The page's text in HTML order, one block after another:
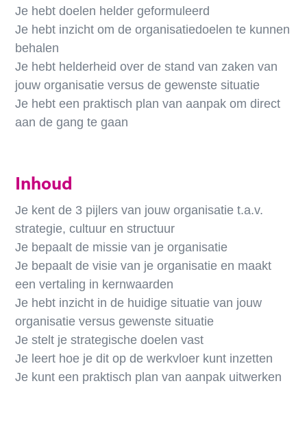
Je hebt doelen helder geformuleerd
Je hebt inzicht om de organisatiedoelen te kunnen
behalen
Je hebt helderheid over de stand van zaken van
jouw organisatie versus de gewenste situatie
Je hebt een praktisch plan van aanpak om direct
aan de gang te gaan
Inhoud
Je kent de 3 pijlers van jouw organisatie t.a.v.
strategie, cultuur en structuur
Je bepaalt de missie van je organisatie
Je bepaalt de visie van je organisatie en maakt
een vertaling in kernwaarden
Je hebt inzicht in de huidige situatie van jouw
organisatie versus gewenste situatie
Je stelt je strategische doelen vast
Je leert hoe je dit op de werkvloer kunt inzetten
Je kunt een praktisch plan van aanpak uitwerken